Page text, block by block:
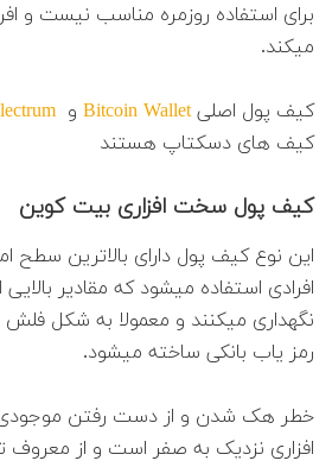
برای استفاده روزمره مناسب نیست و
میکند.
کیف پول اصلیBitcoin Wallet و
کیف های دسکتاپ هستند
کیف پول سخت افزاری بیت کوین
این نوع کیف پول دارای بالاترین
افرادی استفاده میشود که مقادیر بالایی
نگهداری میکنند و معمولا به شکل
رمز یاب بانکی ساخته میشود.
خطر هک شدن و از دست رفتن
افزاری نزدیک به صفر است و از معروف